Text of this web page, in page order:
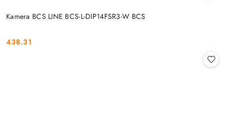
Kamera BCS LINE BCS-L-DIP14FSR3-W BCS
Cena:
438.31